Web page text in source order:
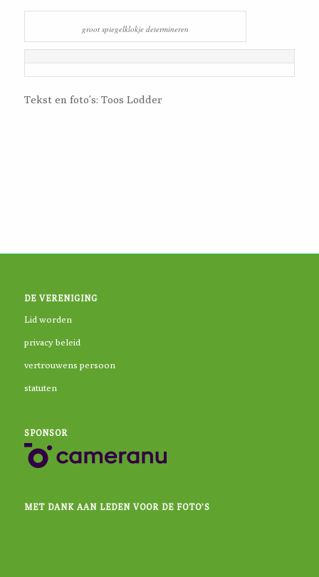
groot spiegelklokje determineren
Tekst en foto’s: Toos Lodder
DE VERENIGING
Lid worden
privacy beleid
vertrouwens persoon
statuten
SPONSOR
MET DANK AAN LEDEN VOOR DE FOTO’S